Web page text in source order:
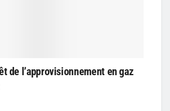
de l’approvisionnement en gaz